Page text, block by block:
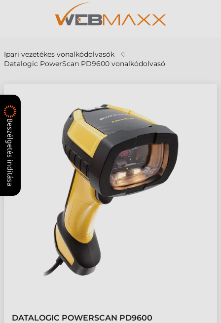
Ipari vezetékes vonalkódolvasók
Datalogic PowerScan PD9600 vonalkódolvasó
DATALOGIC POWERSCAN PD9600
Beszélgetés indítása